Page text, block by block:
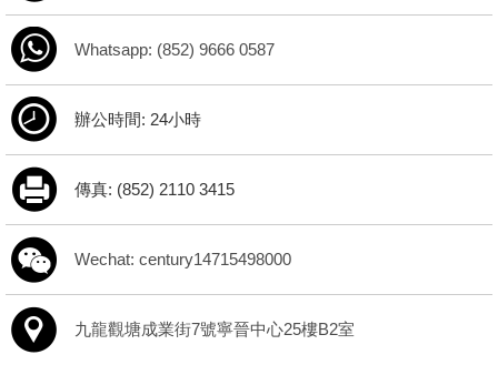
Whatsapp: (852) 9666 0587
辦公時間: 24小時
傳真: (852) 2110 3415
Wechat: century14715498000
九龍觀塘成業街7號寧晉中心25樓B2室